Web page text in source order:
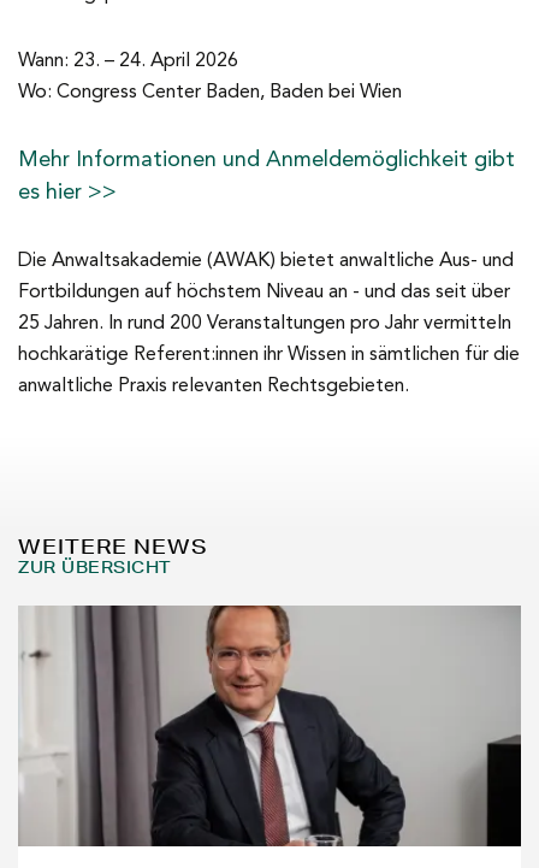
Wann: 23. – 24. April 2026
Wo: Congress Center Baden, Baden bei Wien
Mehr Informationen und Anmeldemöglichkeit gibt
es hier >>
Die Anwaltsakademie (AWAK) bietet anwaltliche Aus- und
Fortbildungen auf höchstem Niveau an - und das seit über
25 Jahren. In rund 200 Veranstaltungen pro Jahr vermitteln
hochkarätige Referent:innen ihr Wissen in sämtlichen für die
anwaltliche Praxis relevanten Rechtsgebieten.
WEITERE NEWS
ZUR ÜBERSICHT